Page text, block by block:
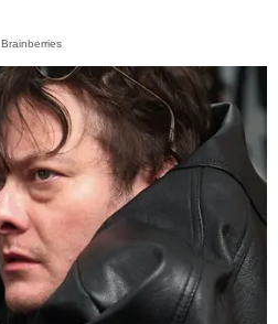
Brainberries